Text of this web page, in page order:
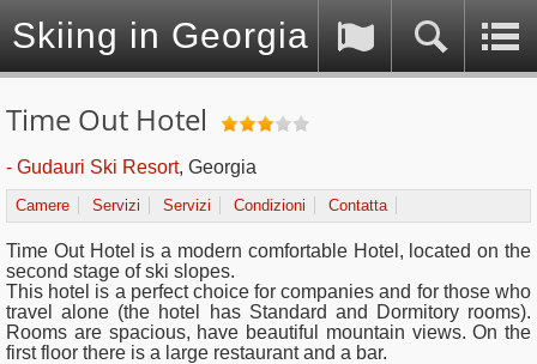
Skiing in Georgia (Caucasus)
Time Out Hotel
- Gudauri Ski Resort, Georgia
Camere Servizi Servizi Condizioni Contatta
Time Out Hotel is a modern comfortable Hotel, located on the
second stage of ski slopes.
This hotel is a perfect choice for companies and for those who
travel alone (the hotel has Standard and Dormitory rooms).
Rooms are spacious, have beautiful mountain views. On the
first floor there is a large restaurant and a bar.